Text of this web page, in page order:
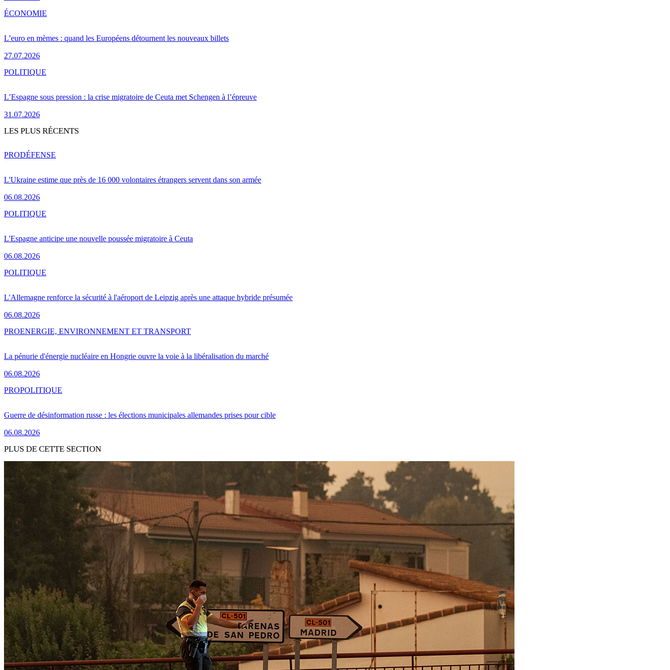
L’euro en mèmes : quand les Européens détournent les nouveaux billets
27.07.2026
ÉCONOMIE
L’Espagne sous pression : la crise migratoire de Ceuta met Schengen à l’épreuve
31.07.2026
POLITIQUE
LES PLUS RÉCENTS
L'Ukraine estime que près de 16 000 volontaires étrangers servent dans son armée
06.08.2026
PRODÉFENSE
L'Espagne anticipe une nouvelle poussée migratoire à Ceuta
06.08.2026
POLITIQUE
L'Allemagne renforce la sécurité à l'aéroport de Leipzig après une attaque hybride présumée
06.08.2026
POLITIQUE
La pénurie d'énergie nucléaire en Hongrie ouvre la voie à la libéralisation du marché
06.08.2026
PROENERGIE, ENVIRONNEMENT ET TRANSPORT
Guerre de désinformation russe : les élections municipales allemandes prises pour cible
06.08.2026
PROPOLITIQUE
PLUS DE CETTE SECTION